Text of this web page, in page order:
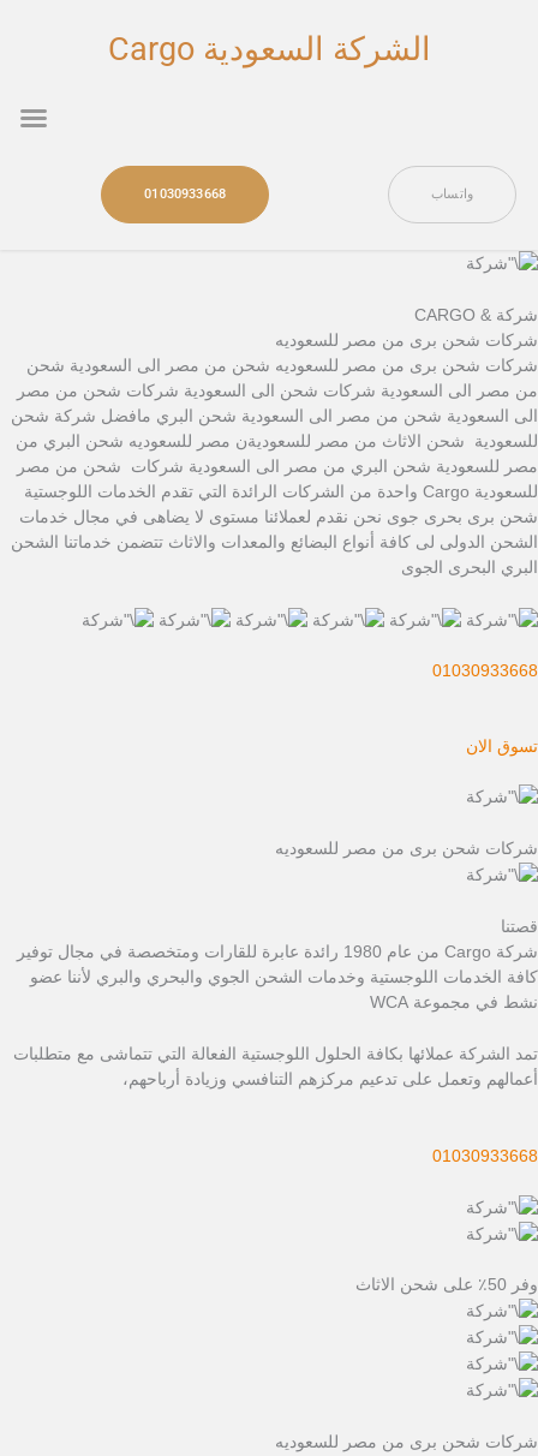
الشركة السعودية Cargo
واتساب 01030933668
شركة & CARGO
شركات شحن برى من مصر للسعوديه
شركات شحن برى من مصر للسعوديه شحن من مصر الى السعودية شحن
من مصر الى السعودية شركات شحن الى السعودية شركات شحن من مصر
الى السعودية شحن من مصر الى السعودية شحن البري مافضل شركة شحن
للسعودية شحن الاثاث من مصر للسعوديةن مصر للسعوديه شحن البري من
مصر للسعودية شحن البري من مصر الى السعودية شركات شحن من مصر
للسعودية Cargo واحدة من الشركات الرائدة التي تقدم الخدمات اللوجستية
شحن برى بحرى جوى نحن نقدم لعملائنا مستوى لا يضاهى في مجال خدمات
الشحن الدولى لى كافة أنواع البضائع والمعدات والاثاث تتضمن خدماتنا الشحن
البري البحرى الجوى
01030933668
تسوق الان
شركات شحن برى من مصر للسعوديه
قصتنا
شركة Cargo من عام 1980 رائدة عابرة للقارات ومتخصصة في مجال توفير
كافة الخدمات اللوجستية وخدمات الشحن الجوي والبحري والبري لأننا عضو
نشط في مجموعة WCA
تمد الشركة عملائها بكافة الحلول اللوجستية الفعالة التي تتماشى مع متطلبات
أعمالهم وتعمل على تدعيم مركزهم التنافسي وزيادة أرباحهم،
01030933668
وفر 50٪ على شحن الاثاث
شركات شحن برى من مصر للسعوديه